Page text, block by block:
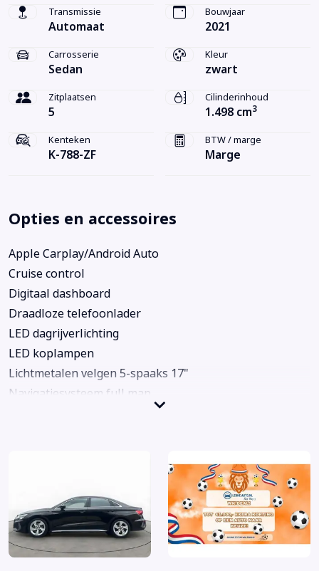
Transmissie
Automaat
Bouwjaar
2021
Carrosserie
Sedan
Kleur
zwart
Zitplaatsen
5
Cilinderinhoud
1.498 cm3
Kenteken
K-788-ZF
BTW / marge
Marge
Opties en accessoires
Apple Carplay/Android Auto
Cruise control
Digitaal dashboard
Draadloze telefoonlader
LED dagrijverlichting
LED koplampen
Lichtmetalen velgen 5-spaaks 17"
Navigatiesysteem full map
Virtual Cockpit
Volledig digitaal instrumentenpaneel
Zwarte hemelbekleding
Achterbank in delen neerklapbaar